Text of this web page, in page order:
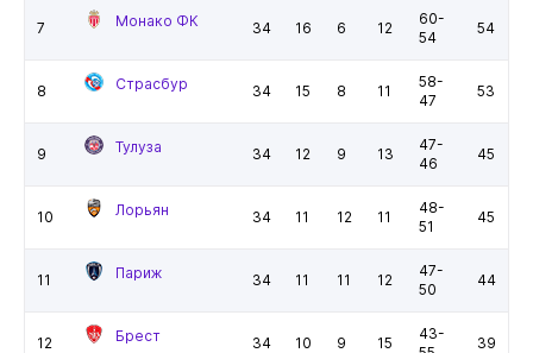
7 Монако ФК 34 16 6 12
60-
54
54
8 Страсбур 34 15 8 11
58-
47
53
9 Тулуза 34 12 9 13
47-
46
45
10 Лорьян 34 11 12 11
48-
51
45
11 Париж 34 11 11 12
47-
50
44
12 Брест 34 10 9 15
43-
39